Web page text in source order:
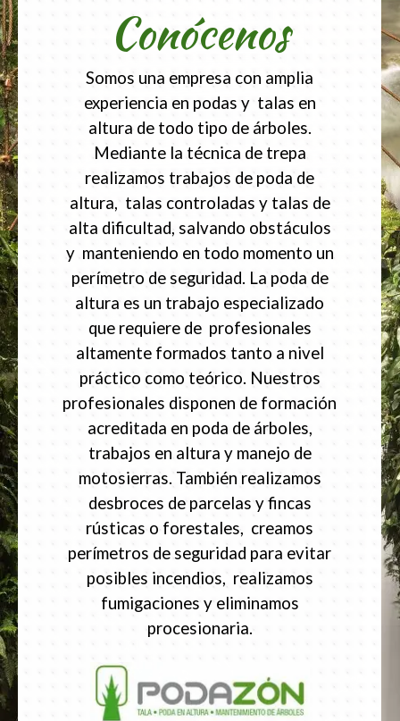
Conócenos
Somos una empresa con amplia
experiencia en podas y talas en
altura de todo tipo de árboles.
Mediante la técnica de trepa
realizamos trabajos de poda de
altura, talas controladas y talas de
alta dificultad, salvando obstáculos
y manteniendo en todo momento un
perímetro de seguridad. La poda de
altura es un trabajo especializado
que requiere de profesionales
altamente formados tanto a nivel
práctico como teórico. Nuestros
profesionales disponen de formación
acreditada en poda de árboles,
trabajos en altura y manejo de
motosierras. También realizamos
desbroces de parcelas y fincas
rústicas o forestales, creamos
perímetros de seguridad para evitar
posibles incendios, realizamos
fumigaciones y eliminamos
procesionaria.